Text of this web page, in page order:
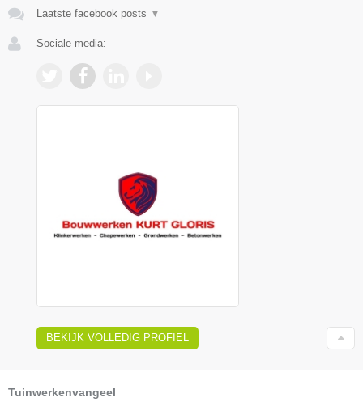
Laatste facebook posts ▼
Sociale media:
BEKIJK VOLLEDIG PROFIEL
Tuinwerkenvangeel